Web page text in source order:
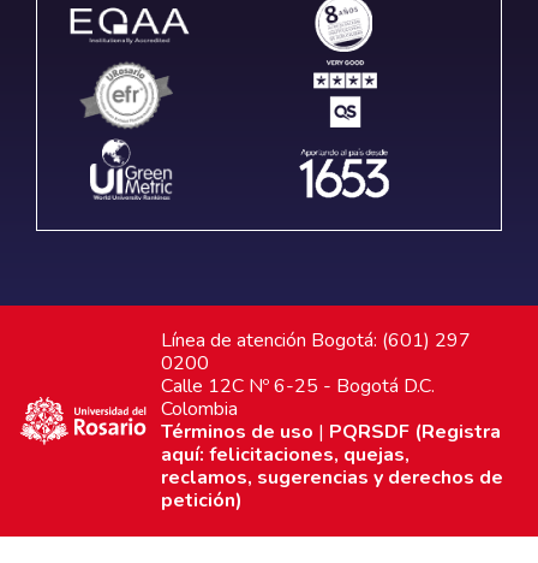
Línea de atención Bogotá: (601) 297
0200
Calle 12C Nº 6-25 - Bogotá D.C.
Colombia
Términos de uso | PQRSDF (Registra
aquí: felicitaciones, quejas,
reclamos, sugerencias y derechos de
petición)